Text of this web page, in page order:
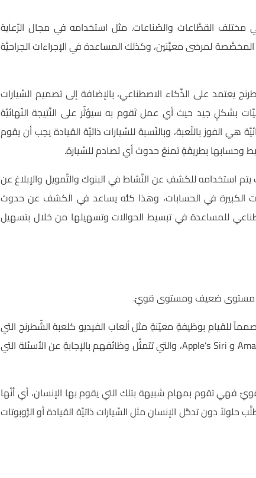
القطَّاعات والصّناعات. مثل استخدامه في مجال الرّعاية
المخصَّصة لمرضى معيَّنين، وكذلك المساعدة في الإجراءات الجراحيَّة
يعتمد على الذَّكاء الاصطناعي، بالإضافة إلى تصميم السَّيارات
بشكلٍ جيد حيث أي عمل تَقوم به سيؤثّر على النَّتيجة النّهائيَّة
هي الفوز باللّعبة، وبالنّسبة للسَّيارات ذاتيَّة القيادة يجب أن يقوم
وحسابها بطريقةٍ تمنعُ حدوث أي تصادم للسَّيارة.
استخدامه للكشفِ عن النَّشاط في البنوك والتَّمويل والإبلاغ عن
الكبيرة في الحسابات، وهذا كلُّه يساعد في الكشف عن حدوث
للمساعدة في تبسيط الحوالات وتسهيلها من خلال بتسهيل
مستوى ضعيف ومستوى قويّ.
للقيام بوظيفةٍ معيّنةٍ مثل ألعاب الفيديو كلعبة الشّطرنج التي
ذكرناها سابقاً والمساعدين الشَّخصيّين مثل Amazon’s Alexa و Apple’s Siri، والتي تتمثَّل وظائفهم بالإجابةِ عن الأسئلة التي
فهي تقوم بمهام شبيهة بتلك التي يقوم بها الإنسان، أي أنَّها
دون تدخُّل الإنسان مثل السَّيارات ذاتيَّة القيادة أو الرُّوبوتات